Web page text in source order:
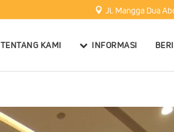
Jl. Mangga Dua
TENTANG KAMI INFORMASI